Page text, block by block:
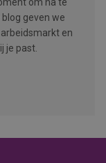
geven we
en
je past.